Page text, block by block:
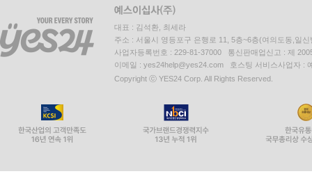
대표 : 김석환, 최세라
주소 : 서울시 영등포구 은행로 11, 5층~6층(여의도동,일신
사업자등록번호 : 229-81-37000 통신판매업신고 : 제
이메일 : yes24help@yes24.com 호스팅 서비스사업자 :
Copyright ⓒ YES24 Corp. All Rights Reserved.